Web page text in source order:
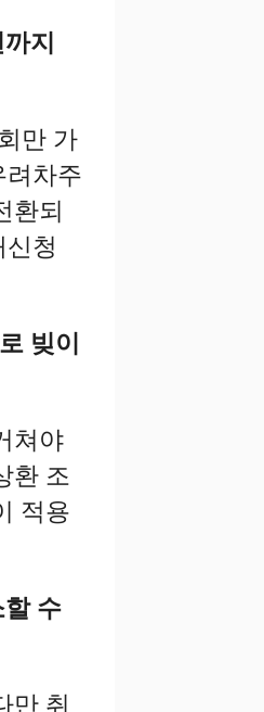
지
만 가
차주
환되
청
빚이
쳐야
환 조
적용
수
만 취